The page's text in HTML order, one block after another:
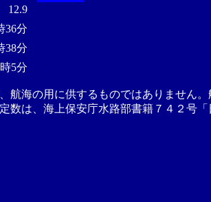
12.9
36分
38分
5分
航海の用に供するものではありません
数は、海上保安庁水路部書籍７４２号